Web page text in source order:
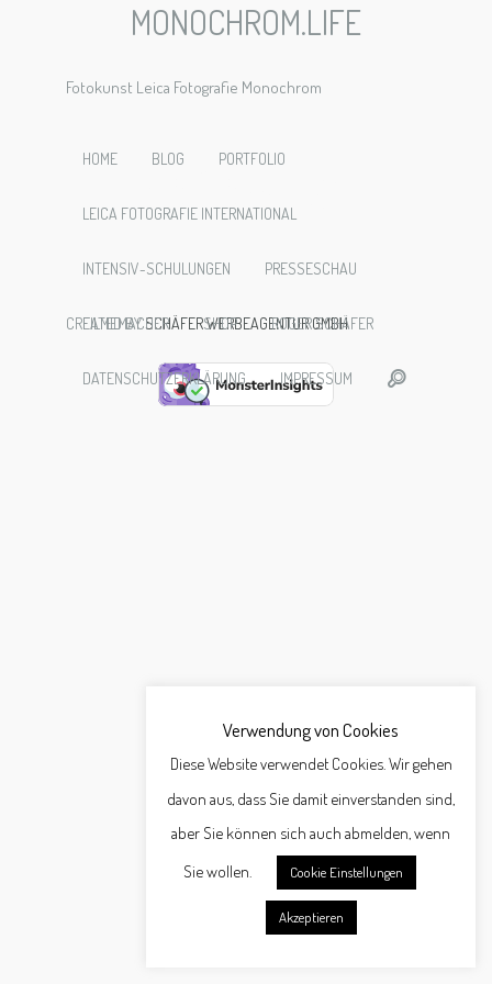
MONOCHROM.LIFE
Fotokunst Leica Fotografie Monochrom
HOME BLOG PORTFOLIO
LEICA FOTOGRAFIE INTERNATIONAL
INTENSIV-SCHULUNGEN PRESSESCHAU
FILMEMACHER SHOP ROGER SCHÄFER
DATENSCHUTZERKLÄRUNG IMPRESSUM
Fotograf
CREATED BYSCHÄFER WERBEAGENTUR GMBH
Verwendung von Cookies
Diese Website verwendet Cookies. Wir gehen
davon aus, dass Sie damit einverstanden sind,
aber Sie können sich auch abmelden, wenn
Sie wollen.
Cookie Einstellungen
Akzeptieren